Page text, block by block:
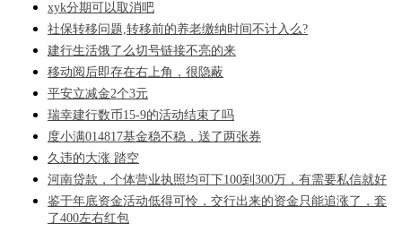
xyk分期可以取消吧
社保转移问题,转移前的养老缴纳时间不计入么?
建行生活饿了么切号链接不亮的来
移动阅后即存在右上角，很隐蔽
平安立减金2个3元
瑞幸建行数币15-9的活动结束了吗
度小满014817基金稳不稳，送了两张券
久违的大涨 踏空
河南贷款，个体营业执照均可下100到300万，有需要私信就好
鉴于年底资金活动低得可怜，交行出来的资金只能追涨了，套
了400左右红包